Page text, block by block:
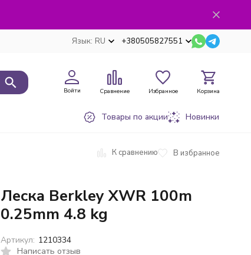
Язык: RU +380505827551
Войти Сравнение Избранное Корзина
Товары по акции Новинки
К сравнению В избранное
Леска Berkley XWR 100m
0.25mm 4.8 kg
Написать отзыв
Артикул: 1210334